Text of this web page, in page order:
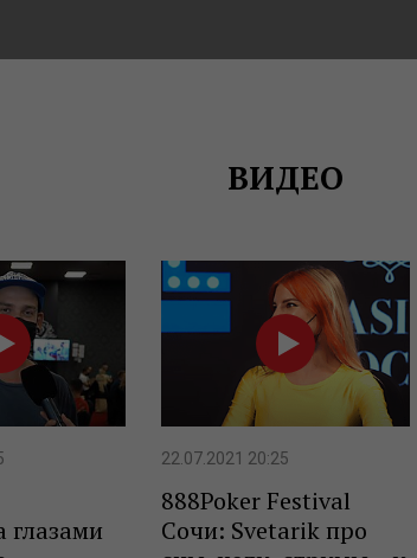
ВИДЕО
22.07.2021 20:25
888Poker Festival
Сочи: Svetarik про